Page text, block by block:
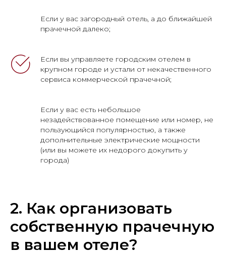
Если у вас загородный отель, а до ближайшей
прачечной далеко;
Если вы управляете городским отелем в
крупном городе и устали от некачественного
сервиса коммерческой прачечной;
Если у вас есть небольшое
незадействованное помещение или номер, не
пользующийся популярностью, а также
дополнительные электрические мощности
(или вы можете их недорого докупить у
города)
2. Как организовать
собственную прачечную
в вашем отеле?